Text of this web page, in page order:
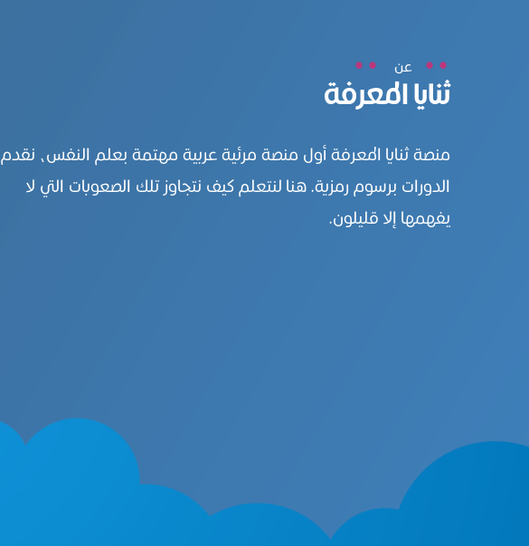
عن
ثنايا المعرفة
منصة ثنايا المعرفة أول منصة مرئية عربية مهتمة بعلم النفس، نقدم
الدورات برسوم رمزية. هنا لنتعلم كيف نتجاوز تلك الصعوبات التي لا
يفهمها إلا قليلون.